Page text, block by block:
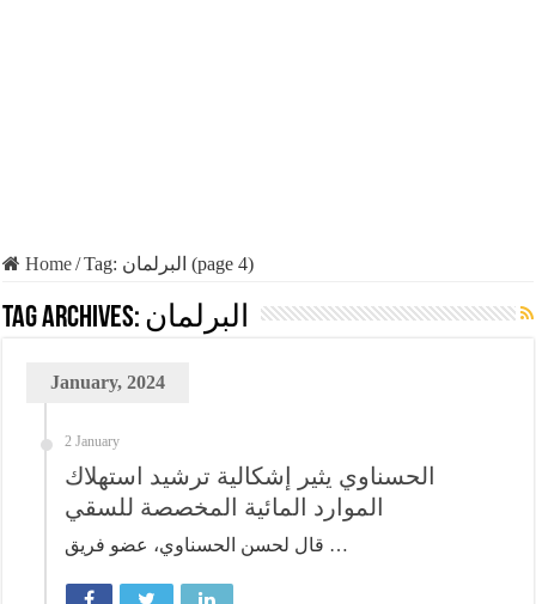
Home/Tag: البرلمان (page 4)
Tag Archives: البرلمان
January, 2024
2 January
الحسناوي يثير إشكالية ترشيد استهلاك
الموارد المائية المخصصة للسقي
قال لحسن الحسناوي، عضو فريق …